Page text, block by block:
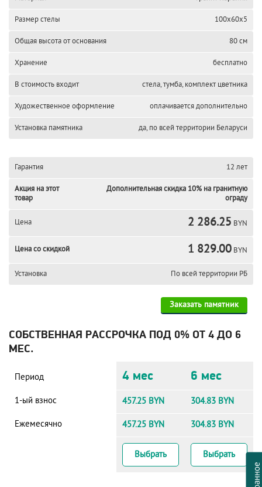
Размер стелы 100х60х5
Общая высота от основания 80 см
Хранение бесплатно
В стоимость входит стела, тумба, комплект цветника
Художественное оформление оплачивается дополнительно
Установка памятника да, по всей территории Беларуси
Гарантия 12 лет
Акция на этот
товар
Дополнительная скидка 10% на гранитную
ограду
Цена 2 286.25 BYN
Цена со скидкой 1 829.00 BYN
Установка По всей территории РБ
Заказать памятник
СОБСТВЕННАЯ РАССРОЧКА ПОД 0% ОТ 4 ДО 6
МЕС.
Период
1-ый взнос
Ежемесячно
4 мес
457.25 BYN
457.25 BYN
Выбрать
6 мес
304.83 BYN
304.83 BYN
Выбрать